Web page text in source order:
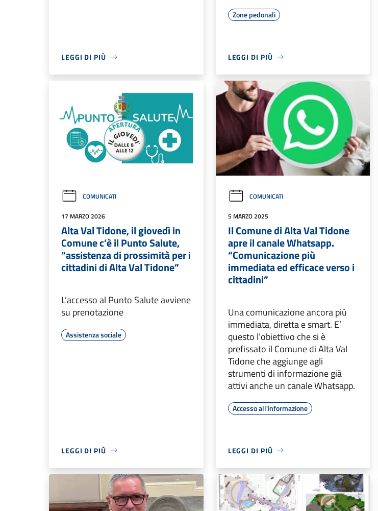
LEGGI DI PIÙ
Zone pedonali
LEGGI DI PIÙ
COMUNICATI
17 MARZO 2026
Alta Val Tidone, il giovedì in
Comune c’è il Punto Salute,
“assistenza di prossimità per i
cittadini di Alta Val Tidone”
L’accesso al Punto Salute avviene
su prenotazione
Assistenza sociale
LEGGI DI PIÙ
COMUNICATI
5 MARZO 2025
Il Comune di Alta Val Tidone
apre il canale Whatsapp.
“Comunicazione più
immediata ed efficace verso i
cittadini”
Una comunicazione ancora più
immediata, diretta e smart. E’
questo l’obiettivo che si è
prefissato il Comune di Alta Val
Tidone che aggiunge agli
strumenti di informazione già
attivi anche un canale Whatsapp.
Accesso all'informazione
LEGGI DI PIÙ